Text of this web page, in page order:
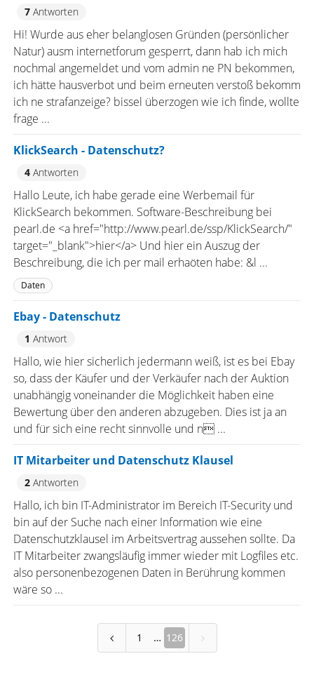
7Antworten
Hi! Wurde aus eher belanglosen Gründen (persönlicher
Natur) ausm internetforum gesperrt, dann hab ich mich
nochmal angemeldet und vom admin ne PN bekommen,
ich hätte hausverbot und beim erneuten verstoß bekomm
ich ne strafanzeige? bissel überzogen wie ich finde, wollte
frage ...
KlickSearch - Datenschutz?
4Antworten
Hallo Leute, ich habe gerade eine Werbemail für
KlickSearch bekommen. Software-Beschreibung bei
pearl.de <a href="http://www.pearl.de/ssp/KlickSearch/"
target="_blank">hier</a> Und hier ein Auszug der
Beschreibung, die ich per mail erhaöten habe: &l ...
Daten
Ebay - Datenschutz
1 Antwort
Hallo, wie hier sicherlich jedermann weiß, ist es bei Ebay
so, dass der Käufer und der Verkäufer nach der Auktion
unabhängig voneinander die Möglichkeit haben eine
Bewertung über den anderen abzugeben. Dies ist ja an
und für sich eine recht sinnvolle und n ...
IT Mitarbeiter und Datenschutz Klausel
2Antworten
Hallo, ich bin IT-Administrator im Bereich IT-Security und
bin auf der Suche nach einer Information wie eine
Datenschutzklausel im Arbeitsvertrag aussehen sollte. Da
IT Mitarbeiter zwangsläufig immer wieder mit Logfiles etc.
also personenbezogenen Daten in Berührung kommen
wäre so ...
1 126